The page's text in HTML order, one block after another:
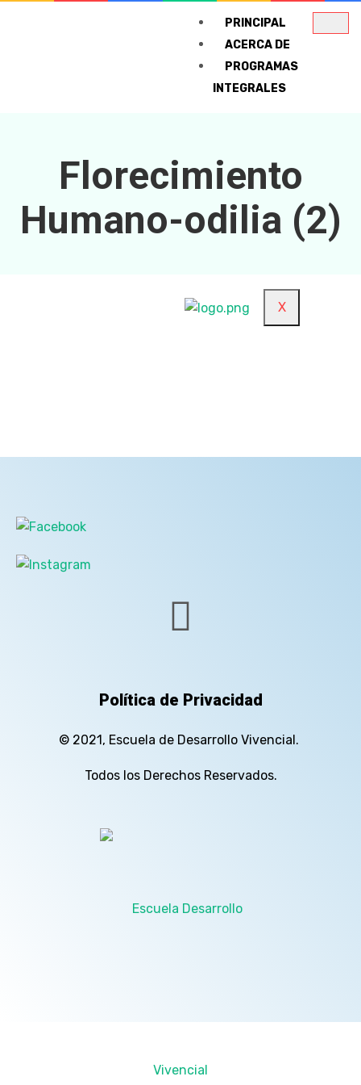
PRINCIPAL
ACERCA DE
PROGRAMAS
INTEGRALES
Inteligencia y emoción
CURSOS
X
Florecimiento
Humano-odilia (2)
Política de Privacidad
© 2021, Escuela de Desarrollo Vivencial.
Todos los Derechos Reservados.